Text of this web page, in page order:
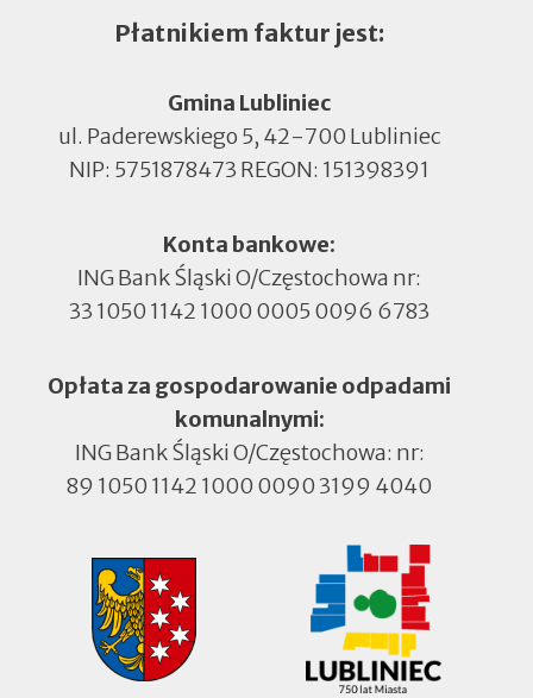
Płatnikiem faktur jest:
Gmina Lubliniec
ul. Paderewskiego 5, 42-700 Lubliniec
NIP: 5751878473 REGON: 151398391
Konta bankowe:
ING Bank Śląski O/Częstochowa nr:
33 1050 1142 1000 0005 0096 6783
Opłata za gospodarowanie odpadami
komunalnymi:
ING Bank Śląski O/Częstochowa: nr:
89 1050 1142 1000 0090 3199 4040